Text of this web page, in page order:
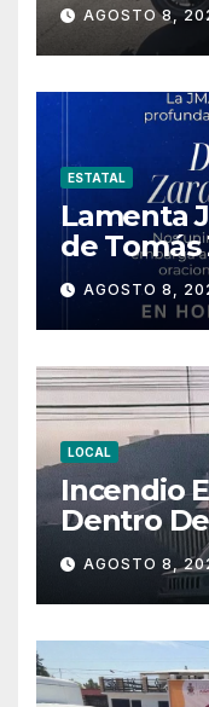
AGOSTO 8,
ESTATAL
Lamenta
de
AGOSTO 8,
LOCAL
Incendio
Dentro
AGOSTO 8,